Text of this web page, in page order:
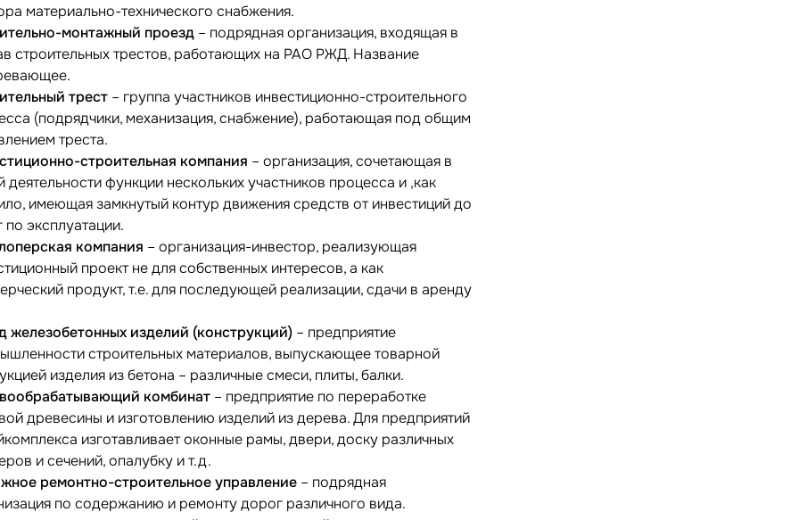
материально-технического снабжения.
монтажный проезд – подрядная организация, входящая в
строительных трестов, работающих на РАО РЖД. Название
трест – группа участников инвестиционно-строительного
(подрядчики, механизация, снабжение), работающая под общим
треста.
строительная компания – организация, сочетающая в
деятельности функции нескольких участников процесса и ,как
имеющая замкнутый контур движения средств от инвестиций до
по эксплуатации.
компания – организация-инвестор, реализующая
проект не для собственных интересов, а как
продукт, т.е. для последующей реализации, сдачи в аренду
железобетонных изделий (конструкций) – предприятие
строительных материалов, выпускающее товарной
изделия из бетона – различные смеси, плиты, балки.
комбинат – предприятие по переработке
древесины и изготовлению изделий из дерева. Для предприятий
изготавливает оконные рамы, двери, доску различных
и сечений, опалубку и т.д.
ремонтно-строительное управление – подрядная
по содержанию и ремонту дорог различного вида.